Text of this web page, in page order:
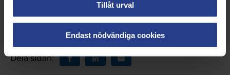
Tillåt urval
Endast nödvändiga cookies
25 aug 2023
Kategorier:
Om Vårdförbundet Nationellt
Dela sidan: